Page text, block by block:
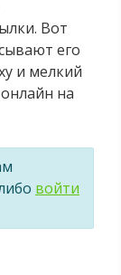
Вот
его
и мелкий
на
войти